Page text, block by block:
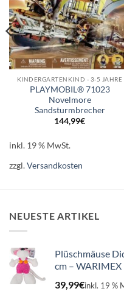
KINDERGARTENKIND - 3-5 JAHRE
PLAYMOBIL® 71023
Novelmore
Sandsturmbrecher
144,99€
inkl. 19 % MwSt.
zzgl.Versandkosten
NEUESTE ARTIKEL
Plüschmäuse
cm – WARIMEX
39,99€inkl. 19 %